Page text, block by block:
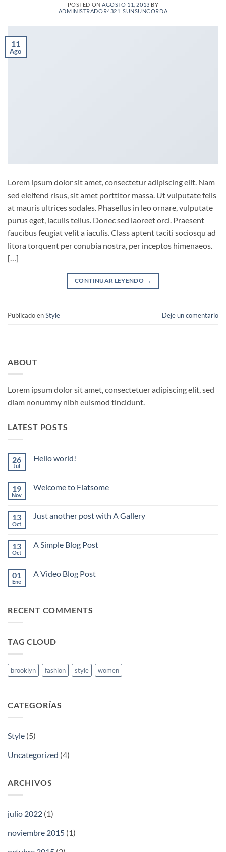
POSTED ONAGOSTO 11, 2013 BY
ADMINISTRADOR4321_SUNSUNCORDA
11
Ago
Lorem ipsum dolor sit amet, consectetur adipiscing elit. Nam
sed eleifend risus, sit amet porttitor massa. Ut vulputate felis
at mauris ultrices sodales. Phasellus in leo ornare, vulputate
purus eget, iaculis tellus. Donec sed laoreet orci. Praesent
faucibus feugiat velit a iaculis. Class aptent taciti sociosqu ad
litora torquent per conubia nostra, per inceptos himenaeos.
[…]
CONTINUAR LEYENDO →
Publicado enStyle Deje un comentario
ABOUT
Lorem ipsum dolor sit amet, consectetuer adipiscing elit, sed
diam nonummy nibh euismod tincidunt.
LATEST POSTS
26
Jul
Hello world!
en
19
Nov
Welcome to Flatsome
en
13
Oct
Just another post with A Gallery
en
with
A
13
Oct
A Simple Blog Post
en
01
Ene
A Video Blog Post
A
RECENT COMMENTS
TAG CLOUD
brooklyn fashion style women
CATEGORÍAS
Style (5)
Uncategorized (4)
ARCHIVOS
julio 2022 (1)
noviembre 2015 (1)